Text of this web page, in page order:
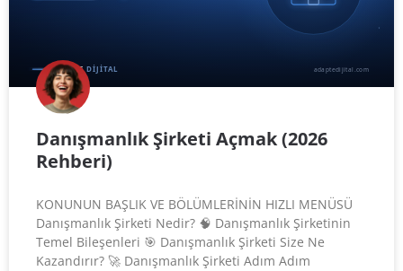
Danışmanlık Şirketi Açmak (2026
Rehberi)
KONUNUN BAŞLIK VE BÖLÜMLERİNİN HIZLI MENÜSÜ
Danışmanlık Şirketi Nedir? 🧠 Danışmanlık Şirketinin
Temel Bileşenleri 🎯 Danışmanlık Şirketi Size Ne
Kazandırır? 🚀 Danışmanlık Şirketi Adım Adım